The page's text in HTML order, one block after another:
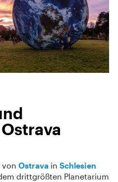
von Ostrava in Schlesien
drittgrößten Planetarium